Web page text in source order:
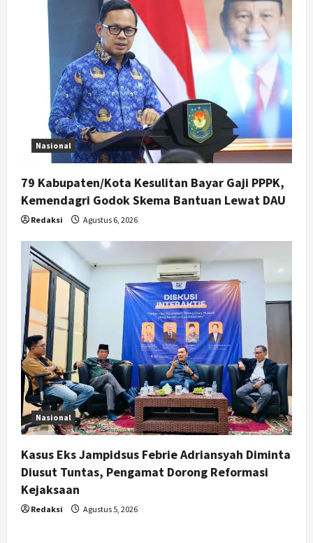
Nasional
79 Kabupaten/Kota Kesulitan Bayar Gaji PPPK,
Kemendagri Godok Skema Bantuan Lewat DAU
Redaksi Agustus 6, 2026
Nasional
Kasus Eks Jampidsus Febrie Adriansyah Diminta
Diusut Tuntas, Pengamat Dorong Reformasi
Kejaksaan
Redaksi Agustus 5, 2026